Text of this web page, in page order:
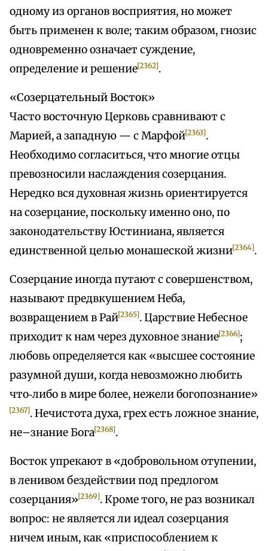
одному из органов восприятия, но может
быть применен к воле; таким образом, гнозис
одновременно означает суждение,
определение и решение[2362].
«Созерцательный Восток»
Часто восточную Церковь сравнивают с
Марией, а западную — с Марфой[2363].
Необходимо согласиться, что многие отцы
превозносили наслаждения созерцания.
Нередко вся духовная жизнь ориентируется
на созерцание, поскольку именно оно, по
законодательству Юстиниана, является
единственной целью монашеской жизни[2364].
Созерцание иногда путают с совершенством,
называют предвкушением Неба,
возвращением в Рай[2365]. Царствие Небесное
приходит к нам через духовное знание[2366];
любовь определяется как «высшее состояние
разумной души, когда невозможно любить
что‑либо в мире более, нежели богопознание»
[2367]. Нечистота духа, грех есть ложное знание,
не–знание Бога[2368].
Восток упрекают в «добровольном отупении,
в ленивом бездействии под предлогом
созерцания»[2369]. Кроме того, не раз возникал
вопрос: не является ли идеал созерцания
ничем иным, как «приспособлением к